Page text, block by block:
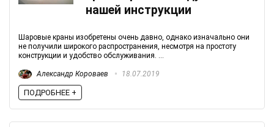
нашей инструкции
Шаровые краны изобретены очень давно, однако изначально они
не получили широкого распространения, несмотря на простоту
конструкции и удобство обслуживания. ...
Александр Короваев 18.07.2019
ПОДРОБНЕЕ +